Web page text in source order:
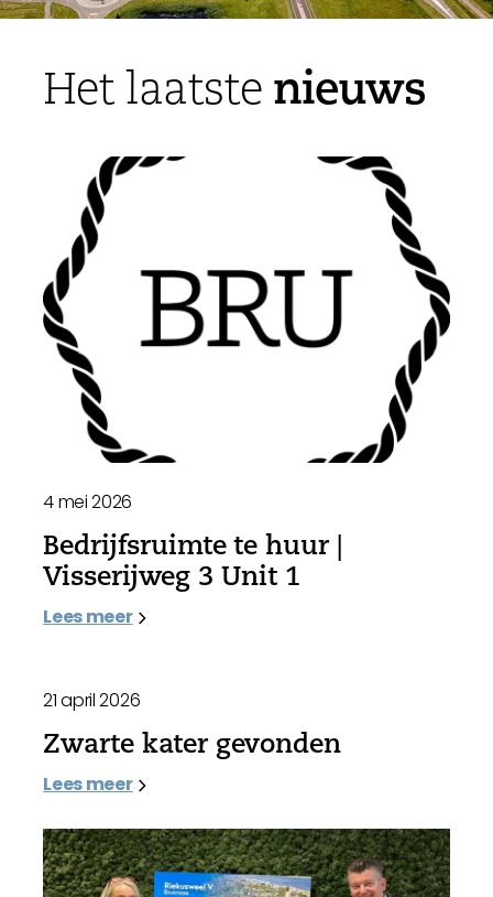
Het laatste nieuws
4 mei 2026
Bedrijfsruimte te huur |
Visserijweg 3 Unit 1
Lees meer
21 april 2026
Zwarte kater gevonden
Lees meer